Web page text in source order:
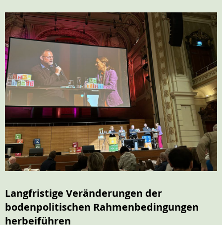
Langfristige Veränderungen der
bodenpolitischen Rahmenbedingungen
herbeiführen